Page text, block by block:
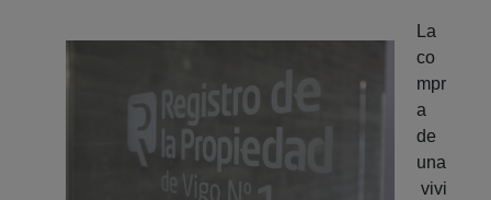
La
co
mpr
a
de
una
vivi